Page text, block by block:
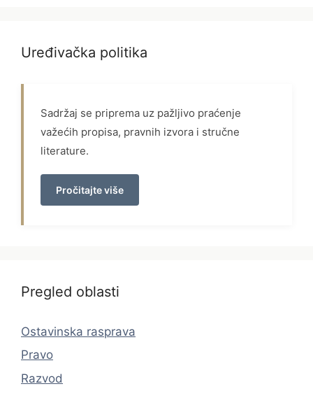
Uređivačka politika
Sadržaj se priprema uz pažljivo praćenje
važećih propisa, pravnih izvora i stručne
literature.
Pročitajte više
Pregled oblasti
Ostavinska rasprava
Pravo
Razvod